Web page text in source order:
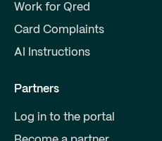
Work for Qred
Card Complaints
AI Instructions
Partners
Log in to the portal